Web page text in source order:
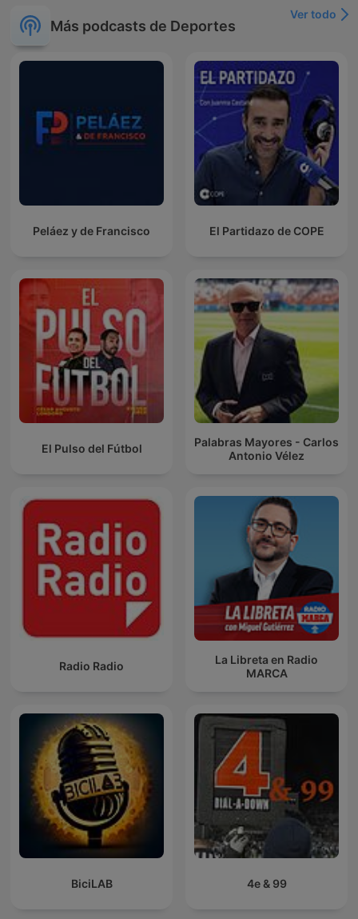
Más podcasts de Deportes
Ver todo
Peláez y de Francisco El Partidazo de COPE
El Pulso del Fútbol
Palabras Mayores - Carlos
Antonio Vélez
Radio Radio
La Libreta en Radio
MARCA
BiciLAB 4e & 99